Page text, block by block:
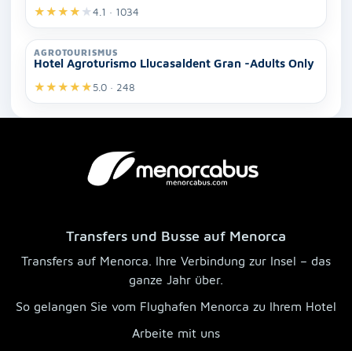
★★★★ ★4.1 · 1034
AGROTOURISMUS
Hotel Agroturismo Llucasaldent Gran -Adults Only
★★★★★5.0 · 248
Transfers und Busse auf Menorca
Transfers auf Menorca. Ihre Verbindung zur Insel – das
ganze Jahr über.
So gelangen Sie vom Flughafen Menorca zu Ihrem Hotel
Arbeite mit uns